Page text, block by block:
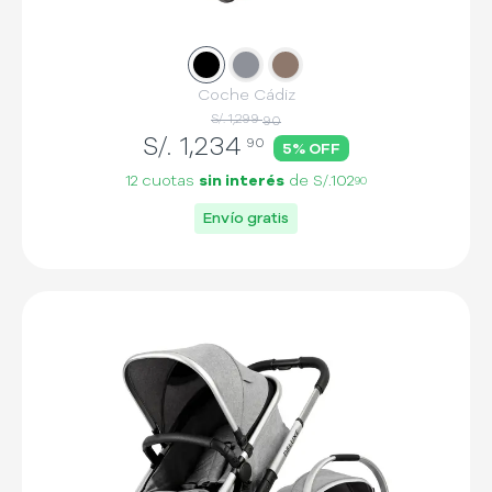
Slide 1
Slide 2
Slide
Coche Cádiz
S/. 1,299 90
S/. 1,234 90 5% OFF
12 cuotas sin interés de S/.10290
Envío gratis